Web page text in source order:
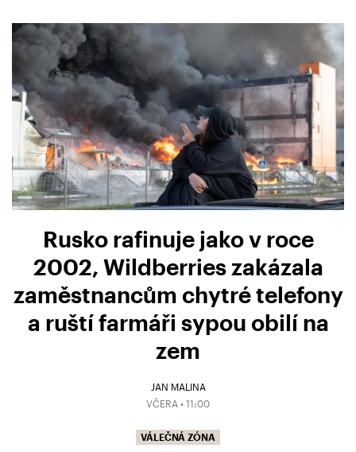
Rusko rafinuje jako v roce
2002, Wildberries zakázala
zaměstnancům chytré telefony
a ruští farmáři sypou obilí na
zem
JAN MALINA
VČERA • 11:00
VÁLEČNÁ ZÓNA